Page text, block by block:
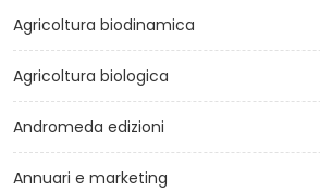
Agricoltura biodinamica
Agricoltura biologica
Andromeda edizioni
Annuari e marketing